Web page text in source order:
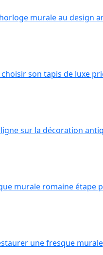
murale au design
son tapis de luxe
sur la décoration
murale romaine étape
une fresque murale